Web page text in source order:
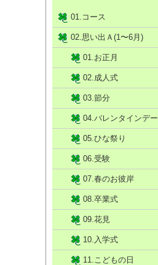
01.コース
02.思い出Ａ(1〜6月)
01.お正月
02.成人式
03.節分
04.バレンタインデー
05.ひな祭り
06.受験
07.春のお彼岸
08.卒業式
09.花見
10.入学式
11.こどもの日